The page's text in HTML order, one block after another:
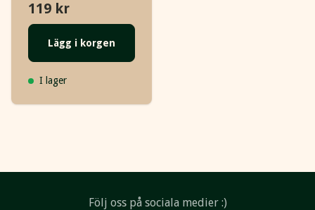
119 kr
Lägg i korgen
I lager
Följ oss på sociala medier :)